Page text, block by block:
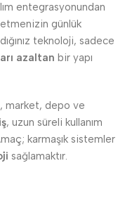
entegrasyonundan
günlük
teknoloji, sadece
azaltan bir yapı
market, depo ve
, uzun süreli kullanım
karmaşık sistemler
sağlamaktır.